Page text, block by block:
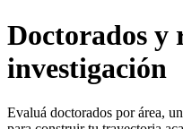
Doctorados y
investigación
Evaluá doctorados por área,